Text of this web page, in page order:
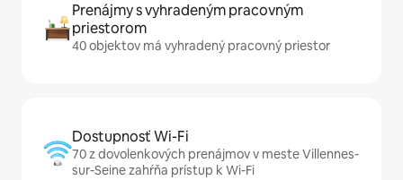
Prenájmy s vyhradeným pracovným
priestorom
40 objektov má vyhradený pracovný priestor
Dostupnosť Wi-Fi
70 z dovolenkových prenájmov v meste Villennes-
sur-Seine zahŕňa prístup k Wi-Fi